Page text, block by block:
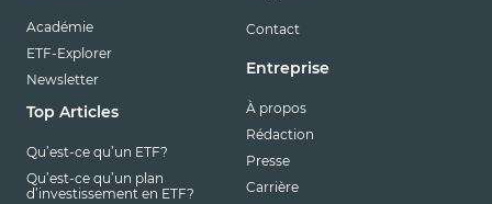
Académie
ETF-Explorer
Newsletter
Top Articles
Qu’est-ce qu’un ETF?
Qu’est-ce qu’un plan
d’investissement en ETF?
Contact
Entreprise
À propos
Rédaction
Presse
Carrière